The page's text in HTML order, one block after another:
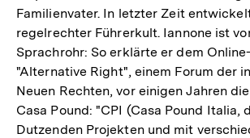
Familienvater. In letzter Zeit
regelrechter Führerkult. Iannone ist
Sprachrohr: So erklärte er dem
"Alternative Right", einem Forum der
Neuen Rechten, vor einigen Jahren
Casa Pound: "CPI (Casa Pound Italia,
Dutzenden Projekten und mit